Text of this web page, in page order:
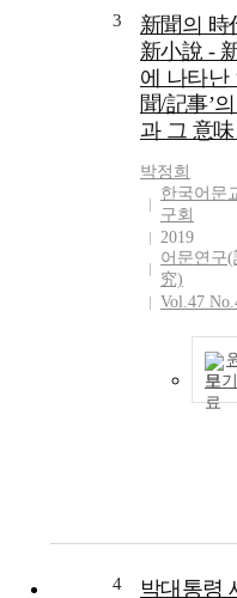
3
新聞의 時
新小說 -
에 나타난
聞/記事’
과 그 意
박정희
한국어문
구회
2019
어문연구
究)
Vol.47
보기
4
박대통령